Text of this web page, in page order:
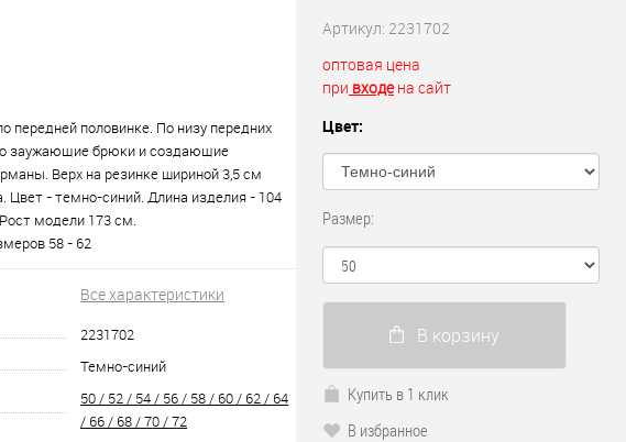
половинке. По низу передних
заужающие брюки и создающие
Верх на резинке шириной 3,5 см
Цвет - темно-синий. Длина изделия - 104
модели 173 см.
58 - 62
Все характеристики
2231702
Темно-синий
50 / 52 / 54 / 56 / 58 / 60 / 62 / 64
/ 66 / 68 / 70 / 72
Артикул: 2231702
оптовая цена
при входена сайт
Цвет:
Размер:
В корзину
Купить в 1 клик
В избранное